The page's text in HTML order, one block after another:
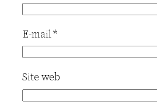
E-mail*
Site web